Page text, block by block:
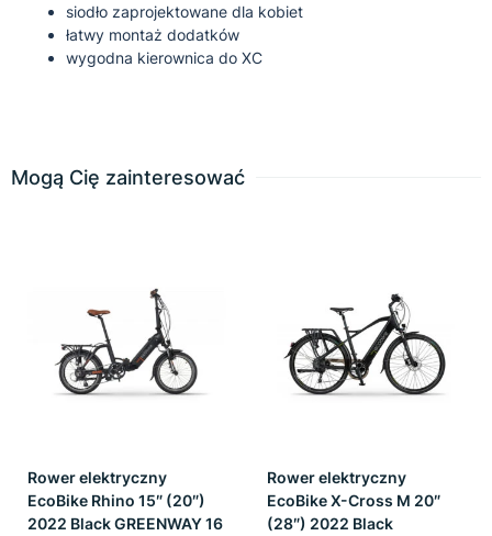
siodło zaprojektowane dla kobiet
łatwy montaż dodatków
wygodna kierownica do XC
Mogą Cię zainteresować
Rower elektryczny
EcoBike Rhino 15″ (20″)
2022 Black GREENWAY 16
Rower elektryczny
EcoBike X-Cross M 20″
(28″) 2022 Black